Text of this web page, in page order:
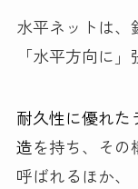
水平ネットは、
「水平方向に」
耐久性に優れた
造を持ち、その
呼ばれるほか、